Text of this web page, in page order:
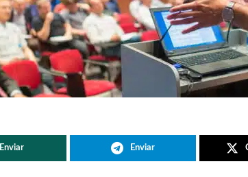
Enviar Enviar